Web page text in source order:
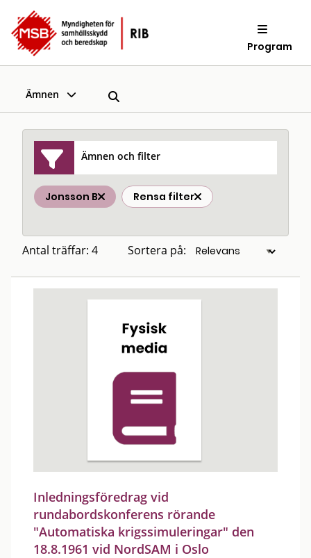
Program
Ämnen
Ämnen och filter
Jonsson B Rensa filter
Antal träffar: 4 Sortera på:
Inledningsföredrag vid
rundabordskonferens rörande
"Automatiska krigssimuleringar" den
18.8.1961 vid NordSAM i Oslo